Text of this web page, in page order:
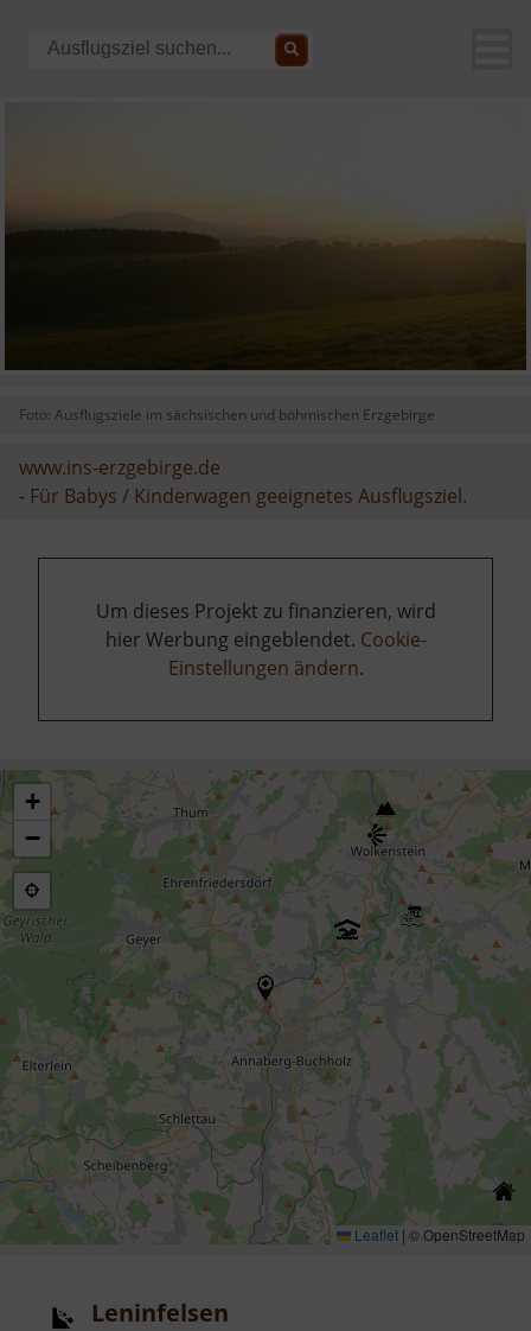
Foto: Ausflugsziele im sächsischen und böhmischen Erzgebirge
www.ins-erzgebirge.de
- Für Babys / Kinderwagen geeignetes Ausflugsziel.
Um dieses Projekt zu finanzieren, wird
hier Werbung eingeblendet. Cookie-
Einstellungen ändern.
+
−
Leaflet | © OpenStreetMap
Leninfelsen